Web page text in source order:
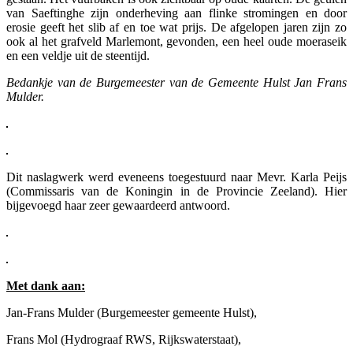
van Saeftinghe zijn onderheving aan flinke stromingen en door
erosie geeft het slib af en toe wat prijs. De afgelopen jaren zijn zo
ook al het grafveld Marlemont, gevonden, een heel oude moeraseik
en een veldje uit de steentijd.
Bedankje van de Burgemeester van de Gemeente Hulst Jan Frans
Mulder.
Dit naslagwerk werd eveneens toegestuurd naar Mevr. Karla Peijs
(Commissaris van de Koningin in de Provincie Zeeland). Hier
bijgevoegd haar zeer gewaardeerd antwoord.
Met dank aan:
Jan-Frans Mulder (Burgemeester gemeente Hulst),
Frans Mol (Hydrograaf RWS, Rijkswaterstaat),